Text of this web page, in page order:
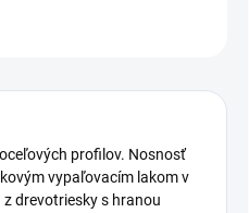
profilov. Nosnosť
vypaľovacím lakom v
drevotriesky s hranou